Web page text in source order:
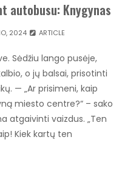
autobusu: Knygynas
2024 ARTICLE
Sėdžiu lango pusėje,
o jų balsai, prisotinti
— „Ar prisimeni, kaip
miesto centre?“ – sako
atgaivinti vaizdus. „Ten
Kiek kartų ten